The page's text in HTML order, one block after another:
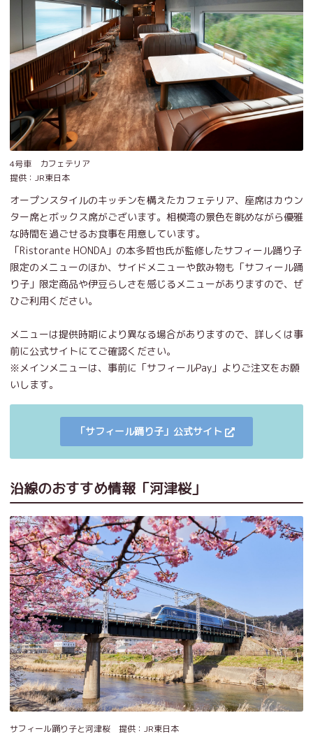
4号車 カフェテリア
提供：JR東日本
オープンスタイルのキッチンを構えたカフェテリア、座席はカウン
ター席とボックス席がございます。相模湾の景色を眺めながら優雅
な時間を過ごせるお食事を用意しています。
「Ristorante HONDA」の本多哲也氏が監修したサフィール踊り子
限定のメニューのほか、サイドメニューや飲み物も「サフィール踊
り子」限定商品や伊豆らしさを感じるメニューがありますので、ぜ
ひご利用ください。
メニューは提供時期により異なる場合がありますので、詳しくは事
前に公式サイトにてご確認ください。
※メインメニューは、事前に「サフィールPay」よりご注文をお願
いします。
「サフィール踊り子」公式サイト
沿線のおすすめ情報「河津桜」
サフィール踊り子と河津桜 提供：JR東日本